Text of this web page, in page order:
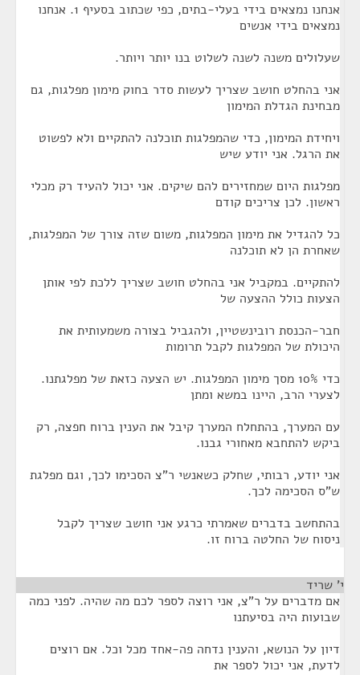
אנחנו נמצאים בידי בעלי-בתים, כפי שכתוב בסעיף 1. אנחנו
נמצאים בידי אנשים
שעלולים משנה לשנה לשלוט בנו יותר ויותר.
אני בהחלט חושב שצריך לעשות סדר בחוק מימון מפלגות, גם
מבחינת הגדלת המימון
ויחידת המימון, כדי שהמפלגות תוכלנה להתקיים ולא לפשוט
את הרגל. אני יודע שיש
מפלגות היום שמחזירים להם שיקים. אני יכול להעיד רק מכלי
ראשון. לכן צריכים קודם
כל להגדיל את מימון המפלגות, משום שזה צורך של המפלגות,
שאחרת הן לא תוכלנה
להתקיים. במקביל אני בהחלט חושב שצריך ללכת לפי אותן
הצעות כולל ההצעה של
חבר-הכנסת רובינשטיין, ולהגביל בצורה משמעותית את
היכולת של המפלגות לקבל תרומות
כדי 10% מסך מימון המפלגות. יש הצעה כזאת של מפלגתנו.
לצערי הרב, היינו במשא ומתן
עם המערך, בהתחלח המערך קיבל את הענין ברוח חפצה, רק
ביקש להתחבא מאחורי גבנו.
אני יודע, רבותי, שחלק כשאנשי ר"צ הסכימו לכך, וגם מפלגת
ש"ס הסכימה לכך.
בהתחשב בדברים שאמרתי כרגע אני חושב שצריך לקבל
ניסוח של החלטה ברוח זו.
י' שריד
אם מדברים על ר"צ, אני רוצה לספר לכם מה שהיה. לפני כמה
שבועות היה בסיעתנו
דיון על הנושא, והענין נדחה פה-אחד מכל וכל. אם רוצים
לדעת, אני יכול לספר את